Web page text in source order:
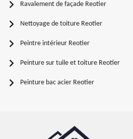
Ravalement de façade Reotier
Nettoyage de toiture Reotier
Peintre intérieur Reotier
Peinture sur tuile et toiture Reotier
Peinture bac acier Reotier